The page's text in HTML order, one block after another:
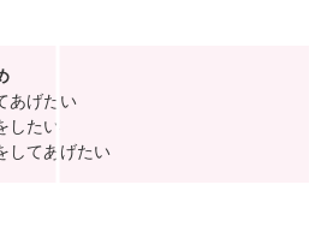
あげたい
したい
してあげたい